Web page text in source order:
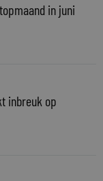
in juni
inbreuk op